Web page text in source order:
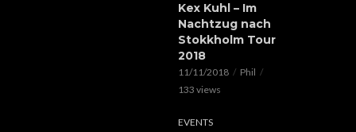
Kex Kuhl – Im
Nachtzug nach
Stokkholm Tour
2018
11/11/2018
Phil
133 views
EVENTS